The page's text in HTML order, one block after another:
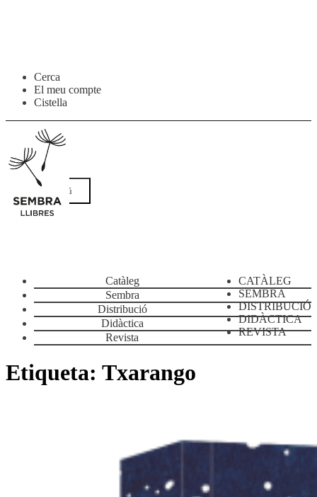
Salta
navegació
contingut
Cerca
El meu compte
Cistella
Menú
CATÀLEG
SEMBRA
DISTRIBUCIÓ
DIDÀCTICA
REVISTA
Catàleg
Sembra
Distribució
Didàctica
Revista
Etiqueta: Txarango